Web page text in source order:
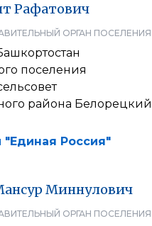
Рафатович
ОРГАН ПОСЕЛЕНИЯ
поселения
района Белорецкий
"Единая Россия"
Миннулович
ОРГАН ПОСЕЛЕНИЯ